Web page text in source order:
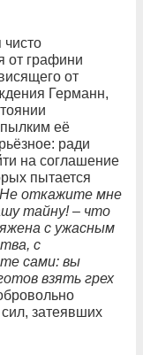
от графини
от
Германн,
её
ради
на соглашение
пытается
Не откажите мне
тайну! – что
с ужасным
с
сами: вы
взять грех
затеявших